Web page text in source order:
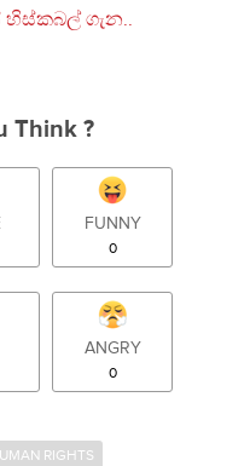
ගැන..
Think ?
FUNNY
0
ANGRY
0
RIGHTS